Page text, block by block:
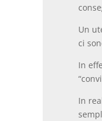
Un
ci
In
In